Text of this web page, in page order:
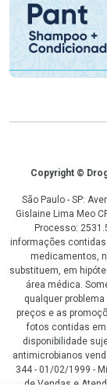
CopyrightCopyright ©
São Paulo - SP:
Gislaine Lima Meo
Processo:
informações
medicamentos,
substituem, em
área médica.
qualquer
preços e as
fotos contidas
disponibilidade
antimicrobianos
344 - 01/02/1999 -
de Vendas e